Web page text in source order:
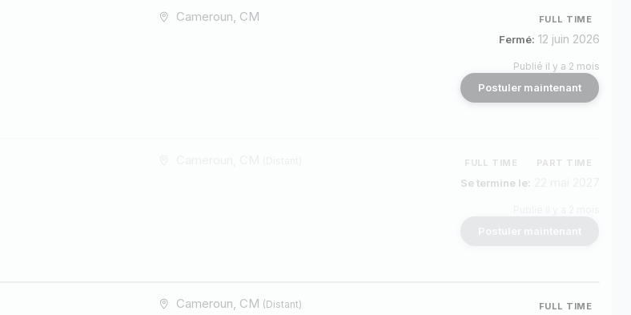
Cameroun, CM FULL TIME
Fermé: 12 juin 2026
Publié il y a 2 mois
Postuler maintenant
FULL TIME PART TIME
Se termine le:
Cameroun, CM (Distant) FULL TIME